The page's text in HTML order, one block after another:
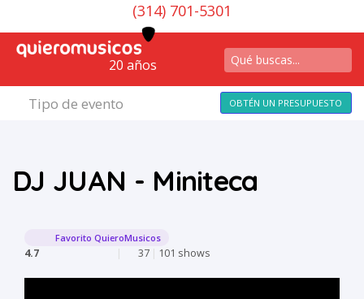
(314) 701-5301
20 años
Tipo de evento OBTÉN UN PRESUPUESTO
DJ JUAN - Miniteca
Favorito QuieroMusicos
4.7 | 37 | 101 shows